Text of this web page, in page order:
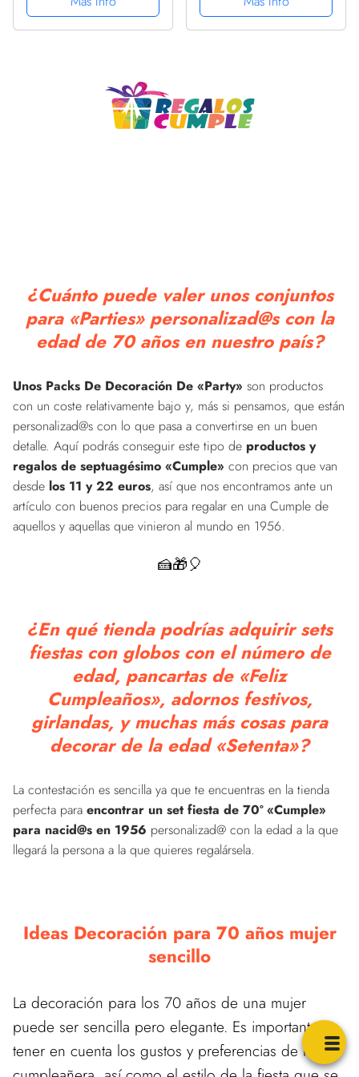
Tarta 70 Años Mujer
Cumpleaños Decoración
cumpleaños hombres
mujeres, decoración
¿Cuánto puede valer unos conjuntos
para «Parties» personalizad@s con la
edad de 70 años en nuestro país?
Unos Packs De Decoración De «Party» son productos
con un coste relativamente bajo y, más si pensamos, que están
personalizad@s con lo que pasa a convertirse en un buen
detalle. Aquí podrás conseguir este tipo de productos y
regalos de septuagésimo «Cumple» con precios que van
desde los 11 y 22 euros, así que nos encontramos ante un
artículo con buenos precios para regalar en una Cumple de
aquellos y aquellas que vinieron al mundo en 1956.
🍰🎁🎈
¿En qué tienda podrías adquirir sets
fiestas con globos con el número de
edad, pancartas de «Feliz
Cumpleaños», adornos festivos,
girlandas, y muchas más cosas para
decorar de la edad «Setenta»?
La contestación es sencilla ya que te encuentras en la tienda
perfecta para encontrar un set fiesta de 70º «Cumple»
para nacid@s en 1956 personalizad@ con la edad a la que
llegará la persona a la que quieres regalársela.
Ideas Decoración para 70 años mujer
sencillo
La decoración para los 70 años de una mujer
puede ser sencilla pero elegante. Es importante
tener en cuenta los gustos y preferencias de la